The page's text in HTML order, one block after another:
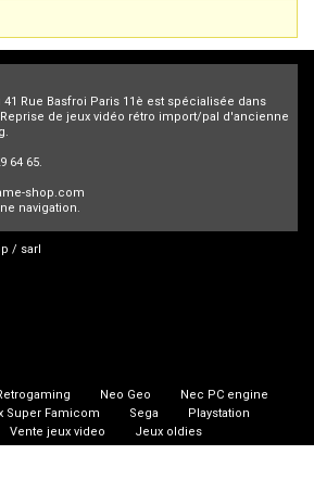
Rue Basfroi Paris 11è est spécialisée dans
de jeux vidéo rétro import/pal d'ancienne
64 65.
shop.com
navigation.
/ sarl
Neo Geo
Nec PC engine
Super Famicom Sega
Playstation
Vente jeux video Jeux oldies